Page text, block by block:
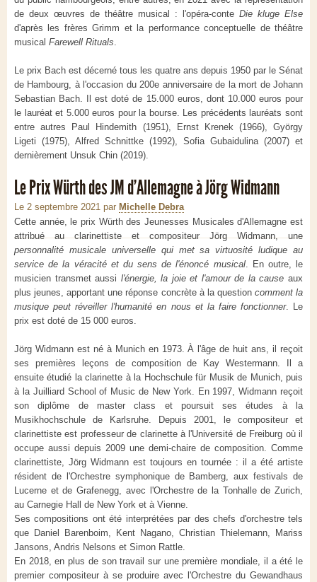
de deux œuvres de théâtre musical : l'opéra-conte Die kluge Else
d'après les frères Grimm et la performance conceptuelle de théâtre
musical Farewell Rituals.
Le prix Bach est décerné tous les quatre ans depuis 1950 par le Sénat
de Hambourg, à l'occasion du 200e anniversaire de la mort de Johann
Sebastian Bach. Il est doté de 15.000 euros, dont 10.000 euros pour
le lauréat et 5.000 euros pour la bourse. Les précédents lauréats sont
entre autres Paul Hindemith (1951), Ernst Krenek (1966), György
Ligeti (1975), Alfred Schnittke (1992), Sofia Gubaidulina (2007) et
dernièrement Unsuk Chin (2019).
Le Prix Würth des JM d'Allemagne à Jörg Widmann
Le 2 septembre 2021 par Michelle Debra
Cette année, le prix Würth des Jeunesses Musicales d'Allemagne est
attribué au clarinettiste et compositeur Jörg Widmann, une
personnalité musicale universelle qui met sa virtuosité ludique au
service de la véracité et du sens de l'énoncé musical. En outre, le
musicien transmet aussi l'énergie, la joie et l'amour de la cause aux
plus jeunes, apportant une réponse concrète à la question comment la
musique peut réveiller l'humanité en nous et la faire fonctionner. Le
prix est doté de 15 000 euros.
Jörg Widmann est né à Munich en 1973. À l'âge de huit ans, il reçoit
ses premières leçons de composition de Kay Westermann. Il a
ensuite étudié la clarinette à la Hochschule für Musik de Munich, puis
à la Juilliard School of Music de New York. En 1997, Widmann reçoit
son diplôme de master class et poursuit ses études à la
Musikhochschule de Karlsruhe. Depuis 2001, le compositeur et
clarinettiste est professeur de clarinette à l'Université de Freiburg où il
occupe aussi depuis 2009 une demi-chaire de composition. Comme
clarinettiste, Jörg Widmann est toujours en tournée : il a été artiste
résident de l'Orchestre symphonique de Bamberg, aux festivals de
Lucerne et de Grafenegg, avec l'Orchestre de la Tonhalle de Zurich,
au Carnegie Hall de New York et à Vienne.
Ses compositions ont été interprétées par des chefs d'orchestre tels
que Daniel Barenboim, Kent Nagano, Christian Thielemann, Mariss
Jansons, Andris Nelsons et Simon Rattle.
En 2018, en plus de son travail sur une première mondiale, il a été le
premier compositeur à se produire avec l'Orchestre du Gewandhaus